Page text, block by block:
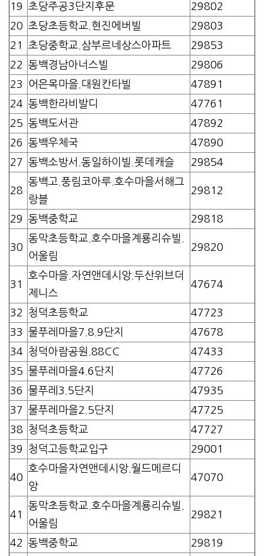
19 초당주공3단지후문
29802
20
초당초등학교.현진에버빌
29803
21
초당중학교.삼부르네상스아파트
29853
22
동백경남아너스빌
29806
23
어은목마을.대원칸타빌
47891
24 동백한라비발디
47761
25 동백도서관
47892
26
동백우체국
47890
27 동백소방서.동일하이빌.롯데캐슬 29854
28
동백고.풍림코아루.호수마을서해그
랑블
29812
29 동백중학교 29818
30
동막초등학교.호수마을계룡리슈빌.
어울림
29820
31
호수마을.자연앤데시앙.두산위브더
제니스
47674
32 청덕초등학교
47723
33
물푸레마을7.8.9단지
47678
34 청덕아람공원.88CC
47433
35 물푸레마을4.6단지
47726
36
물푸레3.5단지
47935
37 물푸레마을2.5단지
47725
38
청덕초등학교
47727
39
청덕고등학교입구 29001
40
호수마을자연앤데시앙.월드메르디
앙
47070
41
동막초등학교.호수마을계룡리슈빌.
어울림
29821
42 동백중학교 29819